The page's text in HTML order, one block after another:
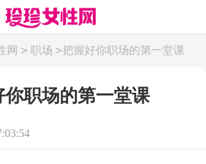
网 > 职场 >把握好你职场的第一堂课
你职场的第一堂课